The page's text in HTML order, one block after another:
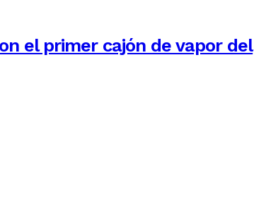
el primer cajón de vapor del